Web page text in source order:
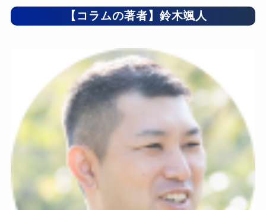
【コラムの著者】鈴木颯人